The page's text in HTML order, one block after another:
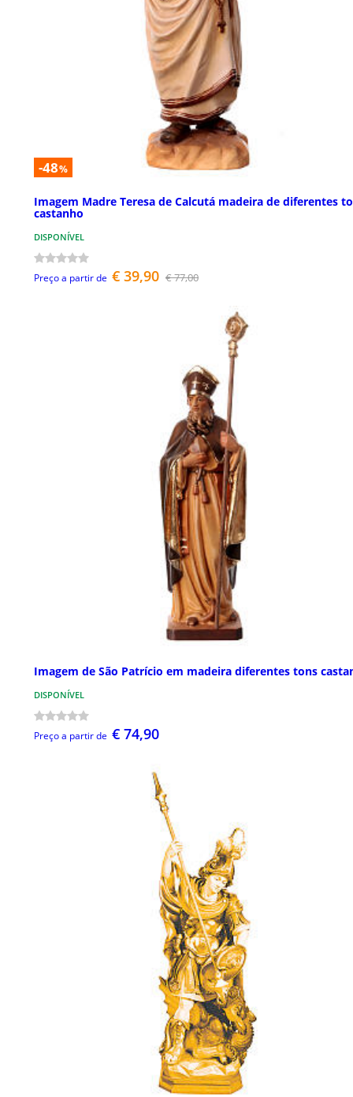
-48%
Imagem Madre Teresa de Calcutá madeira de diferentes
castanho
DISPONÍVEL
Preço a partir de € 39,90 € 77,00
Imagem de São Patrício em madeira diferentes tons
DISPONÍVEL
Preço a partir de € 74,90